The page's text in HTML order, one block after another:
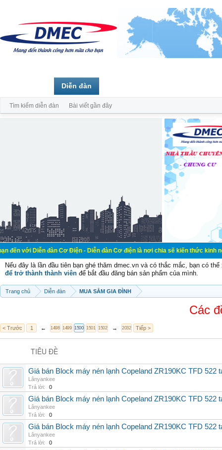
đàn Cơ Điện - Diễn đàn Cơ điện là nơi chia sẽ kiến thức kinh nghiệm
Nếu đây là lần đầu tiên bạn ghé thăm dmec.vn và có thắc mắc, bạn có
để trở thành thành viên để bắt đầu đăng bán sản phẩm của mình.
Trang chủ Diễn đàn MUA SẮM GIA ĐÌNH
Các
< Trước 1 ← 1498 1499 1500 1501 1502 → 2032 Tiếp >
TIÊU ĐỀ
Giá bán Block máy nén lạnh Copeland ZR190KC TFD 522
Lânyankee
Trả lời:
0
Giá bán Block máy nén lạnh Copeland ZR190KC TFD 522
Lânyankee
Trả lời:
0
Giá bán Block máy nén lạnh Copeland ZR190KC TFD 522
Lânyankee
Trả lời:
0
Diễn đàn
Tìm kiếm diễn đàn Bài viết gần đây